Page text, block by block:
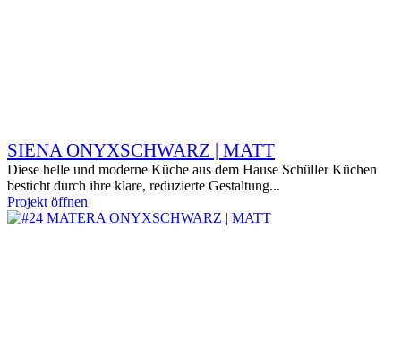
SIENA ONYXSCHWARZ | MATT
Diese helle und moderne Küche aus dem Hause Schüller Küchen
besticht durch ihre klare, reduzierte Gestaltung...
Projekt öffnen